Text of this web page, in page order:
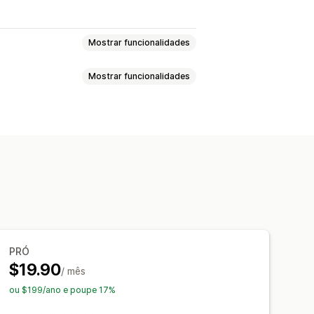
Mostrar funcionalidades
Mostrar funcionalidades
PRÓ
$19.90/ mês
ou $199/ano e poupe 17%